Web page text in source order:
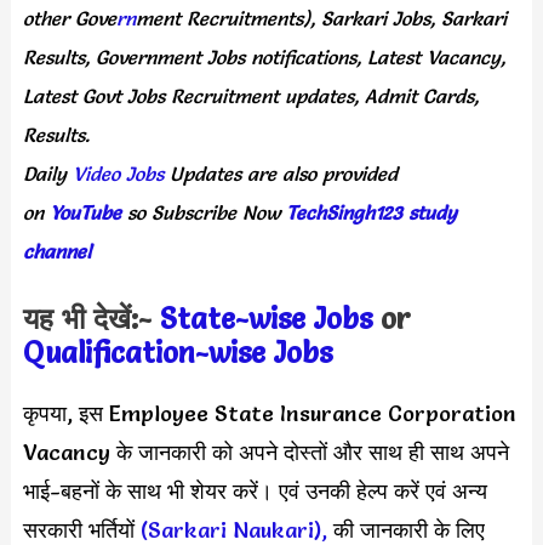
other Government Recruitments), Sarkari Jobs, Sarkari
Results, Government Jobs notifications, Latest Vacancy,
Latest Govt Jobs Recruitment updates, Admit Cards,
Results.
Daily Video JobsUpdates are also provided
on YouTubeso Subscribe Now TechSingh123 study
channel
यह भी देखें:- State-wise Jobs or
Qualification-wise Jobs
कृपया, इस Employee State Insurance Corporation
Vacancy के जानकारी को अपने दोस्तों और साथ ही साथ अपने
भाई-बहनों के साथ भी शेयर करें। एवं उनकी हेल्प करें एवं अन्य
सरकारी भर्तियों (Sarkari Naukari),की जानकारी के लिए